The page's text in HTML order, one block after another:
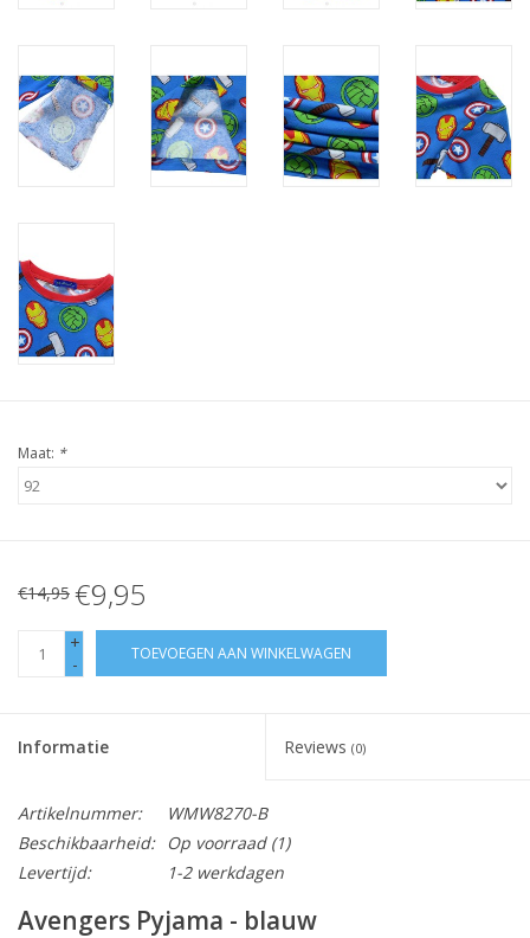
Maat: *
€14,95 €9,95
+
-
TOEVOEGEN AAN WINKELWAGEN
Informatie Reviews (0)
Artikelnummer:
WMW8270-B
Beschikbaarheid:
Op voorraad(1)
Levertijd:
1-2 werkdagen
Avengers Pyjama - blauw